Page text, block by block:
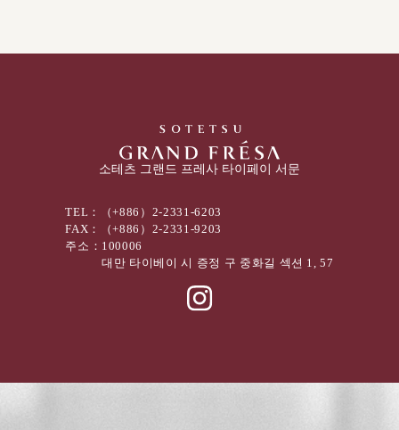
소테츠 그랜드 프레사 타이페이 서문
TEL：
（+886）2-2331-6203
FAX：
（+886）2-2331-9203
주소： 100006
대만 타이베이 시 증정 구 중화길 섹션 1, 57